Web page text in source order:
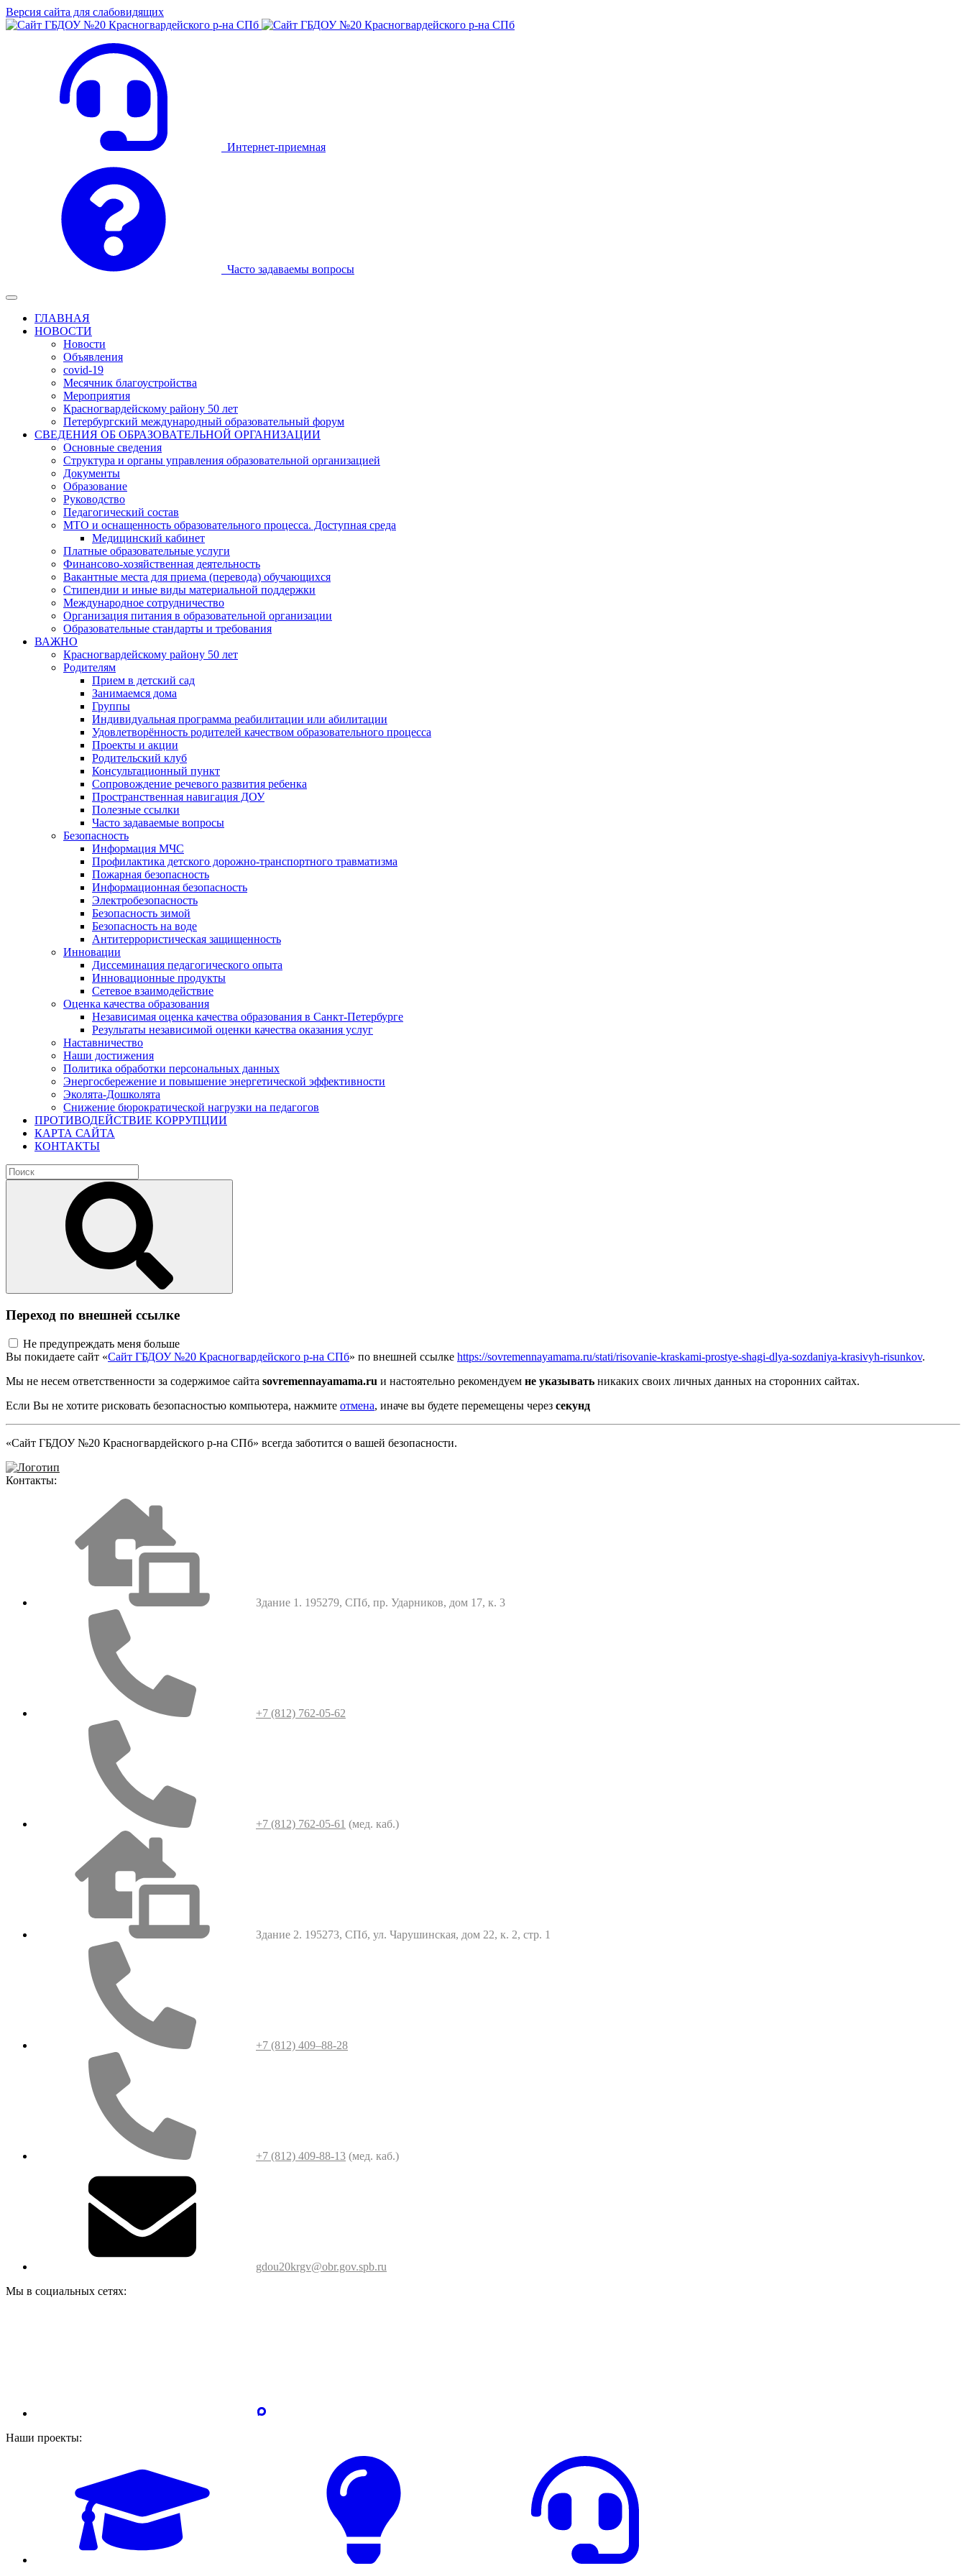
Версия сайта для слабовидящих
Интернет-приемная
Часто задаваемы вопросы
ГЛАВНАЯ
НОВОСТИ
Новости
Объявления
covid-19
Месячник благоустройства
Мероприятия
Красногвардейскому району 50 лет
Петербургский международный образовательный форум
СВЕДЕНИЯ ОБ ОБРАЗОВАТЕЛЬНОЙ ОРГАНИЗАЦИИ
Основные сведения
Структура и органы управления образовательной организацией
Документы
Образование
Руководство
Педагогический состав
МТО и оснащенность образовательного процесса. Доступная среда
Медицинский кабинет
Платные образовательные услуги
Финансово-хозяйственная деятельность
Вакантные места для приема (перевода) обучающихся
Стипендии и иные виды материальной поддержки
Международное сотрудничество
Организация питания в образовательной организации
Образовательные стандарты и требования
ВАЖНО
Красногвардейскому району 50 лет
Родителям
Прием в детский сад
Занимаемся дома
Группы
Индивидуальная программа реабилитации или абилитации
Удовлетворённость родителей качеством образовательного процесса
Проекты и акции
Родительский клуб
Консультационный пункт
Сопровождение речевого развития ребенка
Пространственная навигация ДОУ
Полезные ссылки
Часто задаваемые вопросы
Безопасность
Информация МЧС
Профилактика детского дорожно-транспортного травматизма
Пожарная безопасность
Информационная безопасность
Электробезопасность
Безопасность зимой
Безопасность на воде
Антитеррористическая защищенность
Инновации
Диссеминация педагогического опыта
Инновационные продукты
Сетевое взаимодействие
Оценка качества образования
Независимая оценка качества образования в Санкт-Петербурге
Результаты независимой оценки качества оказания услуг
Наставничество
Наши достижения
Политика обработки персональных данных
Энергосбережение и повышение энергетической эффективности
Эколята-Дошколята
Снижение бюрократической нагрузки на педагогов
ПРОТИВОДЕЙСТВИЕ КОРРУПЦИИ
КАРТА САЙТА
КОНТАКТЫ
Переход по внешней ссылке
Не предупреждать меня больше
Вы покидаете сайт «Сайт ГБДОУ №20 Красногвардейского р-на СПб» по внешней ссылке https://sovremennayamama.ru/stati/risovanie-kraskami-prostye-shagi-dlya-sozdaniya-krasivyh-risunkov.
Мы не несем ответственности за содержимое сайта sovremennayamama.ru и настоятельно рекомендуем не указывать никаких своих личных данных на сторонних сайтах.
Если Вы не хотите рисковать безопасностью компьютера, нажмите отмена, иначе вы будете перемещены через секунд
«Сайт ГБДОУ №20 Красногвардейского р-на СПб» всегда заботится о вашей безопасности.
Контакты:
Здание 1. 195279, СПб, пр. Ударников, дом 17, к. 3
+7 (812) 762-05-62
+7 (812) 762-05-61 (мед. каб.)
Здание 2. 195273, СПб, ул. Чарушинская, дом 22, к. 2, стр. 1
+7 (812) 409–88-28
+7 (812) 409-88-13 (мед. каб.)
gdou20krgv@obr.gov.spb.ru
Мы в социальных сетях:
Наши проекты: